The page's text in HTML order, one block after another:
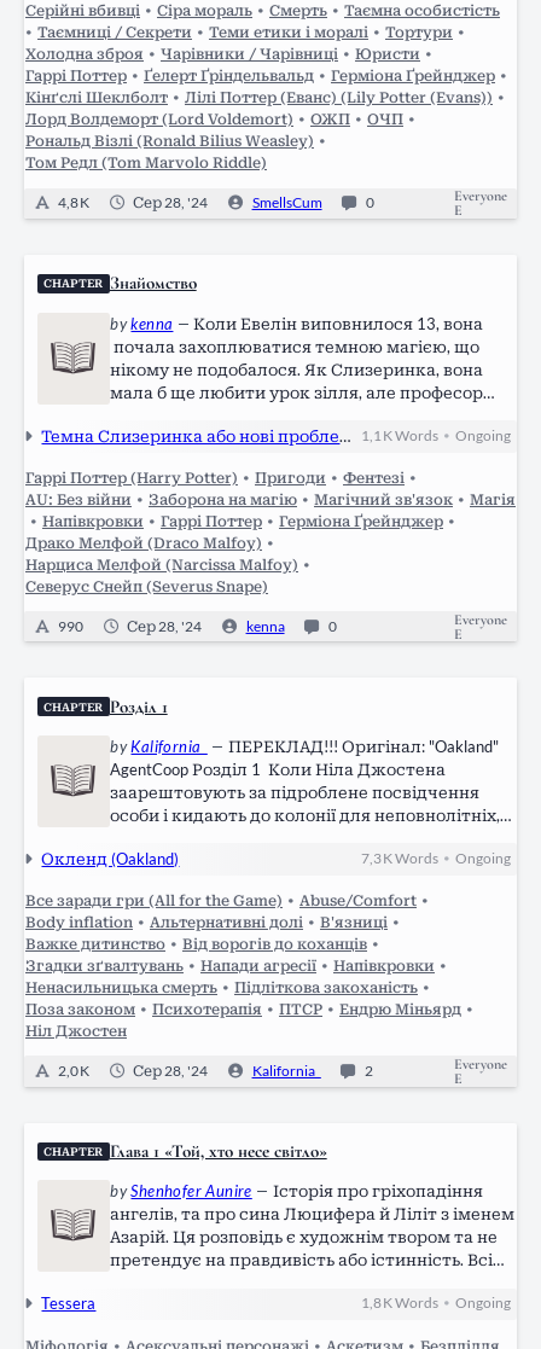
Серійні вбивці • Сіра мораль • Смерть • Таємна особистість
• Таємниці / Секрети • Теми етики і моралі • Тортури •
Холодна зброя • Чарівники / Чарівниці • Юристи •
Гаррі Поттер • Ґелерт Ґріндельвальд • Герміона Ґрейнджер •
Кінґслі Шеклболт • Лілі Поттер (Еванс) (Lily Potter (Evans)) •
Лорд Волдеморт (Lord Voldemort) • ОЖП • ОЧП •
Рональд Візлі (Ronald Bilius Weasley) •
Том Редл (Tom Marvolo Riddle)
4,8 K Сер 28, '24 SmellsCum 0
Everyone
E
CHAPTER Знайомство
bykenna — Коли Евелін виповнилося 13, вона
почала захоплюватися темною магією, що
нікому не подобалося. Як Слизеринка, вона
мала б ще любити урок зілля, але професор
впринципі, як і всі інші. Навіть Драко Мелфой,
Темна Слизеринка або нові проблеми Снейпа 1,1 KWords •Ongoing
Гаррі Поттер (Harry Potter) • Пригоди • Фентезі •
AU: Без війни • Заборона на магію • Магічний зв'язок • Магія
• Напівкровки • Гаррі Поттер • Герміона Ґрейнджер •
Драко Мелфой (Draco Malfoy) •
Нарциса Мелфой (Narcissa Malfoy) •
Северус Снейп (Severus Snape)
990 Сер 28, '24 kenna 0
Everyone
E
CHAPTER Розділ 1
byKalifornia_ — ПЕРЕКЛАД!!! Оригінал: "Oakland"
AgentCoop Розділ 1 Коли Ніла Джостена
заарештовують за підроблене посвідчення
особи і кидають до колонії для неповнолітніх,
люди батька наздоженуть його. Мати Ніла
залишилося…
Окленд (Oakland) 7,3 KWords •Ongoing
Все заради гри (All for the Game) • Abuse/Comfort •
Body inflation • Альтернативні долі • В'язниці •
Важке дитинство • Від ворогів до коханців •
Згадки зґвалтувань • Напади агресії • Напівкровки •
Ненасильницька смерть • Підліткова закоханість •
Поза законом • Психотерапія • ПТСР • Ендрю Міньярд •
Ніл Джостен
2,0 K Сер 28, '24 Kalifornia_ 2
Everyone
E
CHAPTER Глава 1 «Той, хто несе світло»
byShenhofer Aunire — Історія про гріхопадіння
ангелів, та про сина Люцифера й Ліліт з іменем
Азарій. Ця розповідь є художнім твором та не
претендує на правдивість або істинність. Всі
пов'язані з реальністю. Ця історія базується на
Tessera 1,8 KWords •Ongoing